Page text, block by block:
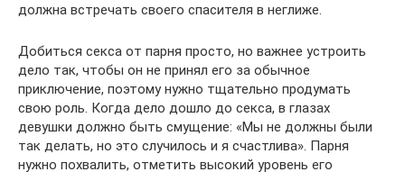
должна встречать своего спасителя в неглиже.
Добиться секса от парня просто, но важнее устроить
дело так, чтобы он не принял его за обычное
приключение, поэтому нужно тщательно продумать
свою роль. Когда дело дошло до секса, в глазах
девушки должно быть смущение: «Мы не должны были
так делать, но это случилось и я счастлива». Парня
нужно похвалить, отметить высокий уровень его